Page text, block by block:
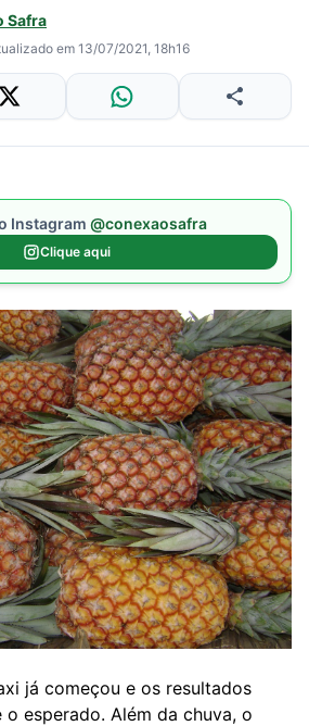
Safra
em 13/07/2021, 18h16
Instagram @conexaosafra
Clique aqui
já começou e os resultados
esperado. Além da chuva, o